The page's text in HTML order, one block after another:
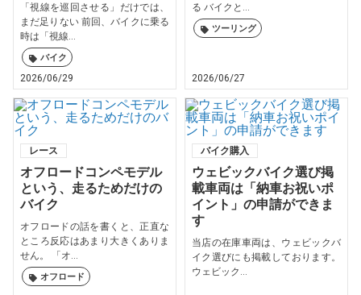
「視線を巡回させる」だけでは、
まだ足りない 前回、バイクに乗る
時は「視線...
バイク
2026/06/29
る バイクと...
ツーリング
2026/06/27
レース
オフロードコンペモデル
という、走るためだけの
バイク
オフロードの話を書くと、正直な
ところ反応はあまり大きくありま
せん。 「オ...
オフロード
バイク購入
ウェビックバイク選び掲
載車両は「納車お祝いポ
イント」の申請ができま
す
当店の在庫車両は、ウェビックバ
イク選びにも掲載しております。
ウェビック...